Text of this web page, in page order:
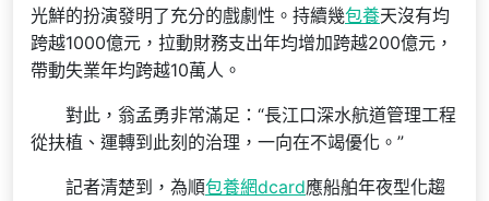
光鮮的扮演發明了充分的戲劇性。持續幾包養天沒有均
跨越1000億元，拉動財務支出年均增加跨越200億元，
帶動失業年均跨越10萬人。
對此，翁孟勇非常滿足：“長江口深水航道管理工程
從扶植、運轉到此刻的治理，一向在不竭優化。”
記者清楚到，為順包養網dcard應船舶年夜型化趨